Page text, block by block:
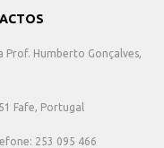
Prof. Humberto Gonçalves,
Fafe, Portugal
253 095 466